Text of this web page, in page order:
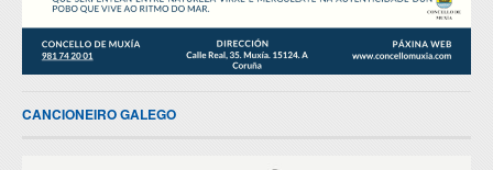
CANCIONEIRO GALEGO